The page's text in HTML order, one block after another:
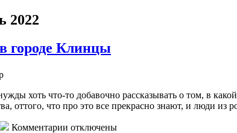
2022
городе Клинцы
хоть что-то добавочно рассказывать о том, в
оттого, что про это все прекрасно знают, и люди
Комментарии отключены